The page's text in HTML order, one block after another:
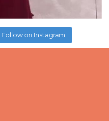
Follow on Instagram